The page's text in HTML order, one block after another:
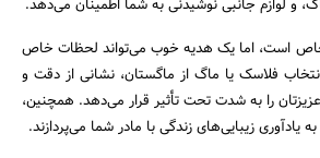
و لوازم جانبی نوشیدنی به شما اطمینان می‌دهد.
خاص است، اما یک هدیه خوب می‌تواند لحظات خاص
فلاسک یا ماگ از ماگستان، نشانی از دقت و
را به شدت تحت تأثیر قرار می‌دهد. همچنین،
یادآوری زیبایی‌های زندگی با مادر شما می‌پردازند.